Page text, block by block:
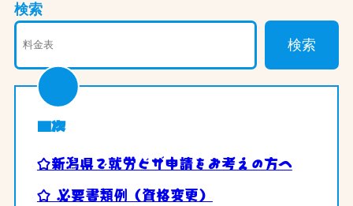
検索
検索
目次
☆新潟県で就労ビザ申請をお考えの方へ
☆ 必要書類例（資格変更）